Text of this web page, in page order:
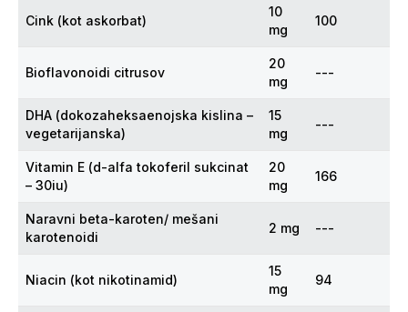
Cink (kot askorbat)
10
mg
100
Bioflavonoidi citrusov
20
mg
---
DHA (dokozaheksaenojska kislina –
vegetarijanska)
15
mg
---
Vitamin E (d-alfa tokoferil sukcinat
– 30iu)
20
mg
166
Naravni beta-karoten/ mešani
karotenoidi
2 mg ---
Niacin (kot nikotinamid)
15
mg
94